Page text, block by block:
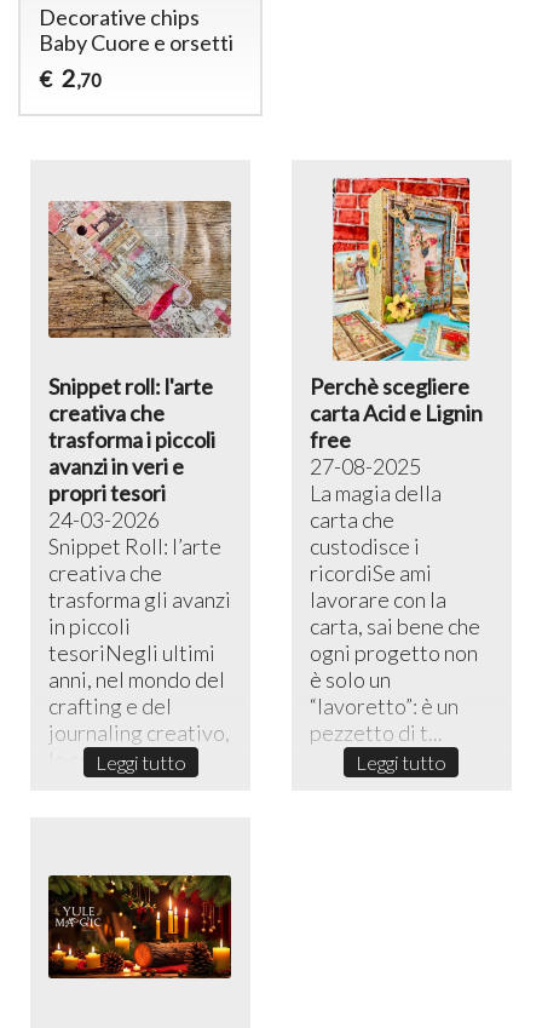
Decorative chips
Baby Cuore e orsetti
€ 2,70
Snippet roll: l'arte
creativa che
trasforma i piccoli
avanzi in veri e
propri tesori
24-03-2026
Snippet Roll: l’arte
creativa che
trasforma gli avanzi
in piccoli
tesoriNegli ultimi
anni, nel mondo del
crafting e del
journaling creativo,
lo sni...Leggi tutto
Perchè scegliere
carta Acid e Lignin
free
27-08-2025
La magia della
carta che
custodisce i
ricordiSe ami
lavorare con la
carta, sai bene che
ogni progetto non
è solo un
“lavoretto”: è un
pezzetto di t...
Leggi tutto